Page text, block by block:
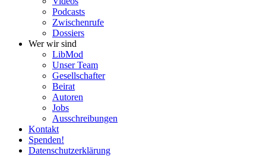
Podcasts
Zwischenrufe
Dossiers
Wer wir sind
LibMod
Unser Team
Gesell­schafter
Beirat
Autoren
Jobs
Ausschrei­bungen
Kontakt
Spenden!
Daten­schutz­er­klärung